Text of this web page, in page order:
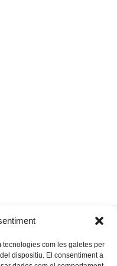
tecnologies com les galetes per
dispositiu. El consentiment a
next